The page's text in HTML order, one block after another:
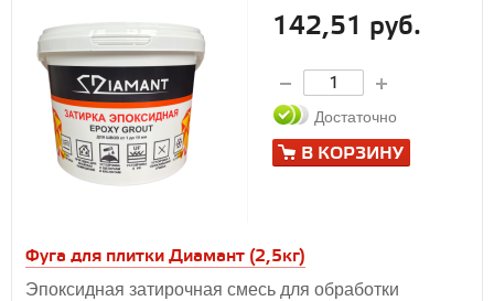
Фуга для плитки Диамант (2,5кг)
Эпоксидная затирочная смесь для обработки
142,51 руб.
Достаточно
В КОРЗИНУ